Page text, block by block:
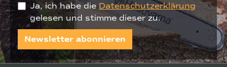
Ja, ich habe die Datenschutzerklärung
gelesen und stimme dieser zu.
Newsletter abonnieren